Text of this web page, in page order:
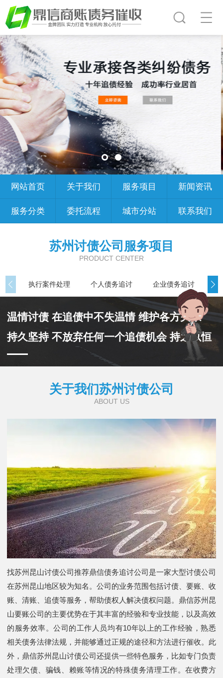
网站首页 关于我们 服务项目 新闻资讯
服务分类 委托流程 城市分站 联系我们
苏州讨债公司服务项目
PRODUCT CENTER
执行案件处理 个人债务追讨 企业债务追讨
温情讨债 在追债中不失温情 维护各方关系
持久坚持 不放弃任何一个追债机会 持之以恒
关于我们苏州讨债公司
ABOUT US
找苏州昆山讨债公司推荐鼎信债务追讨公司是一家大型讨债公司
在苏州昆山地区较为知名。公司的业务范围包括讨债、要账、收
账、清账、追债等服务，帮助债权人解决债权问题。鼎信苏州昆
山要账公司的主要优势在于其丰富的经验和专业技能，以及高效
的服务效率。公司的工作人员均有10年以上的工作经验，熟悉
相关债务法律法规，并能够通过正规的途径和方法进行催收。此
外，鼎信苏州昆山讨债公司还提供一些特色服务，比如专门负责
处理欠债、骗钱、赖账等情况的特殊债务清理工作。在收费方